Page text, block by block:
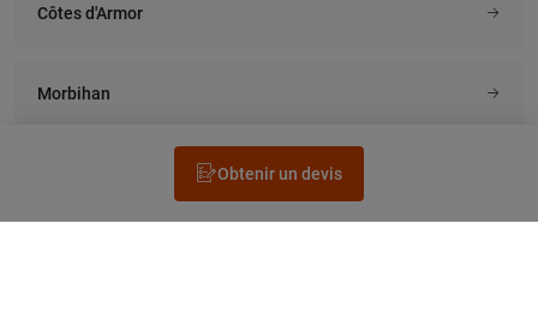
Obtenir un devis
Côtes d'Armor
Morbihan